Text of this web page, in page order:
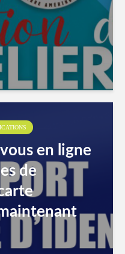
en ligne
de